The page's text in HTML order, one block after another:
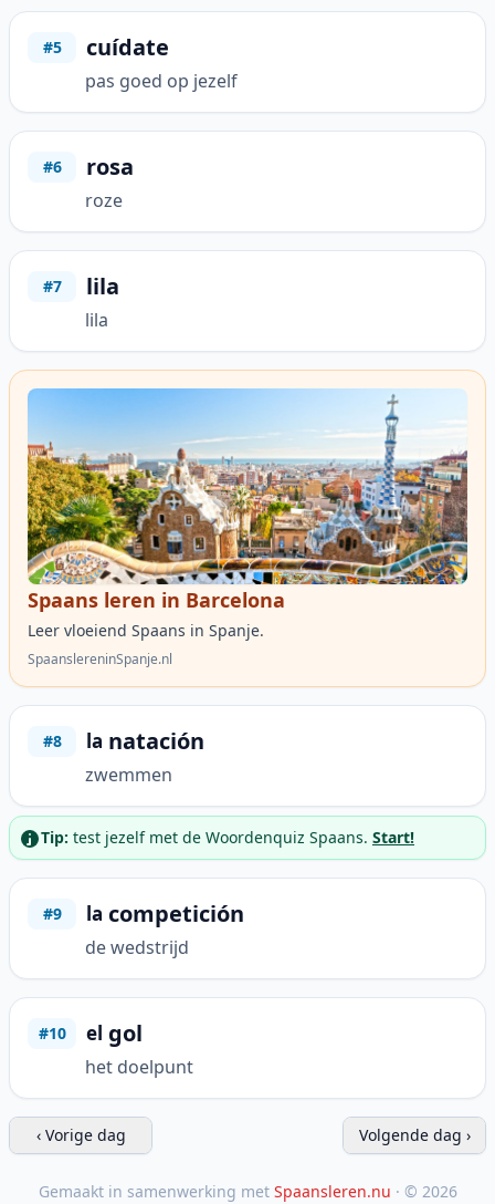
#5 cuídate
pas goed op jezelf
#6 rosa
roze
#7 lila
lila
Spaans leren in Barcelona
Leer vloeiend Spaans in Spanje.
SpaanslereninSpanje.nl
#8 la natación
zwemmen
Tip: test jezelf met de Woordenquiz Spaans. Start!
#9 la competición
de wedstrijd
#10 el gol
het doelpunt
‹ Vorige dag Volgende dag ›
Gemaakt in samenwerking met Spaansleren.nu · © 2026